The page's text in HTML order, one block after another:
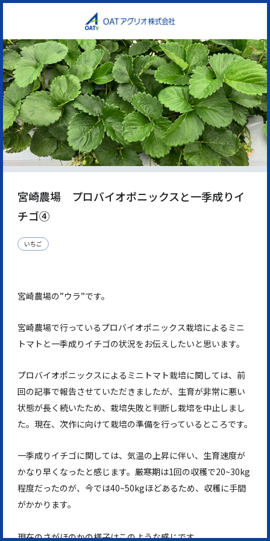
宮崎農場 プロバイオポニックスと一季成りイ
チゴ④
いちご
宮崎農場の”ウラ”です。
宮崎農場で行っているプロバイオポニックス栽培によるミニ
トマトと一季成りイチゴの状況をお伝えしたいと思います。
プロバイオポニックスによるミニトマト栽培に関しては、前
回の記事で報告させていただきましたが、生育が非常に悪い
状態が長く続いたため、栽培失敗と判断し栽培を中止しまし
た。現在、次作に向けて栽培の準備を行っているところです。
一季成りイチゴに関しては、気温の上昇に伴い、生育速度が
かなり早くなったと感じます。厳寒期は1回の収穫で20~30kg
程度だったのが、今では40~50kgほどあるため、収穫に手間
がかかります。
現在のさがほのかの様子はこのような感じです。